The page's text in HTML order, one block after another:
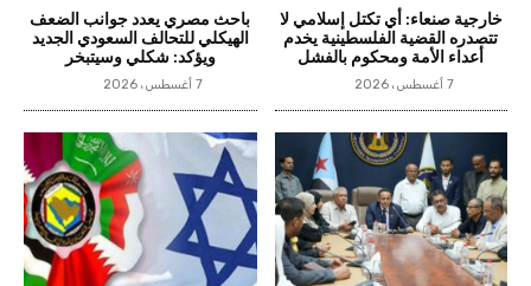
خارجية صنعاء: أي تكتل إسلامي لا
تتصدره القضية الفلسطينية يخدم
أعداء الأمة ومحكوم بالفشل
7 أغسطس، 2026
باحث مصري يعدد جوانب الضعف
الهيكلي للتحالف السعودي الجديد
ويؤكد: شكلي وسيتبخر
7 أغسطس، 2026